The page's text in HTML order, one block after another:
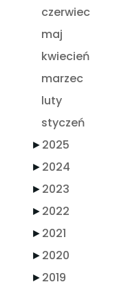
czerwiec
maj
kwiecień
marzec
luty
styczeń
►2025
►2024
►2023
►2022
►2021
►2020
►2019